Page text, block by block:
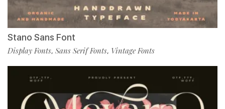
Stano Sans Font
Display Fonts, Sans Serif Fonts, Vintage Fonts